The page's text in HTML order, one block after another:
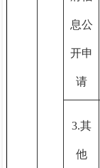
息公
开申
请
3.其
他